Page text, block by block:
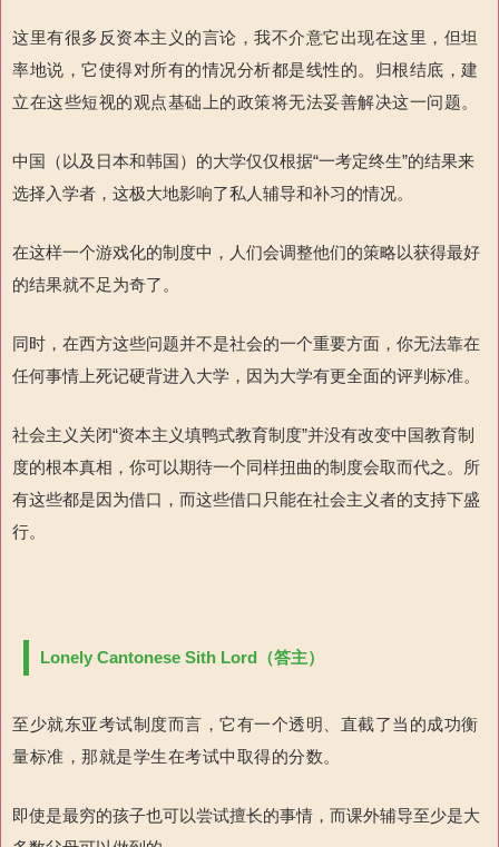
这里有很多反资本主义的言论，我不介意它出现在这里，但坦
率地说，它使得对所有的情况分析都是线性的。归根结底，建
立在这些短视的观点基础上的政策将无法妥善解决这一问题。
中国（以及日本和韩国）的大学仅仅根据“一考定终生”的结果来
选择入学者，这极大地影响了私人辅导和补习的情况。
在这样一个游戏化的制度中，人们会调整他们的策略以获得最好
的结果就不足为奇了。
同时，在西方这些问题并不是社会的一个重要方面，你无法靠在
任何事情上死记硬背进入大学，因为大学有更全面的评判标准。
社会主义关闭“资本主义填鸭式教育制度”并没有改变中国教育制
度的根本真相，你可以期待一个同样扭曲的制度会取而代之。所
有这些都是因为借口，而这些借口只能在社会主义者的支持下盛
行。
Lonely Cantonese Sith Lord（答主）
至少就东亚考试制度而言，它有一个透明、直截了当的成功衡
量标准，那就是学生在考试中取得的分数。
即使是最穷的孩子也可以尝试擅长的事情，而课外辅导至少是大